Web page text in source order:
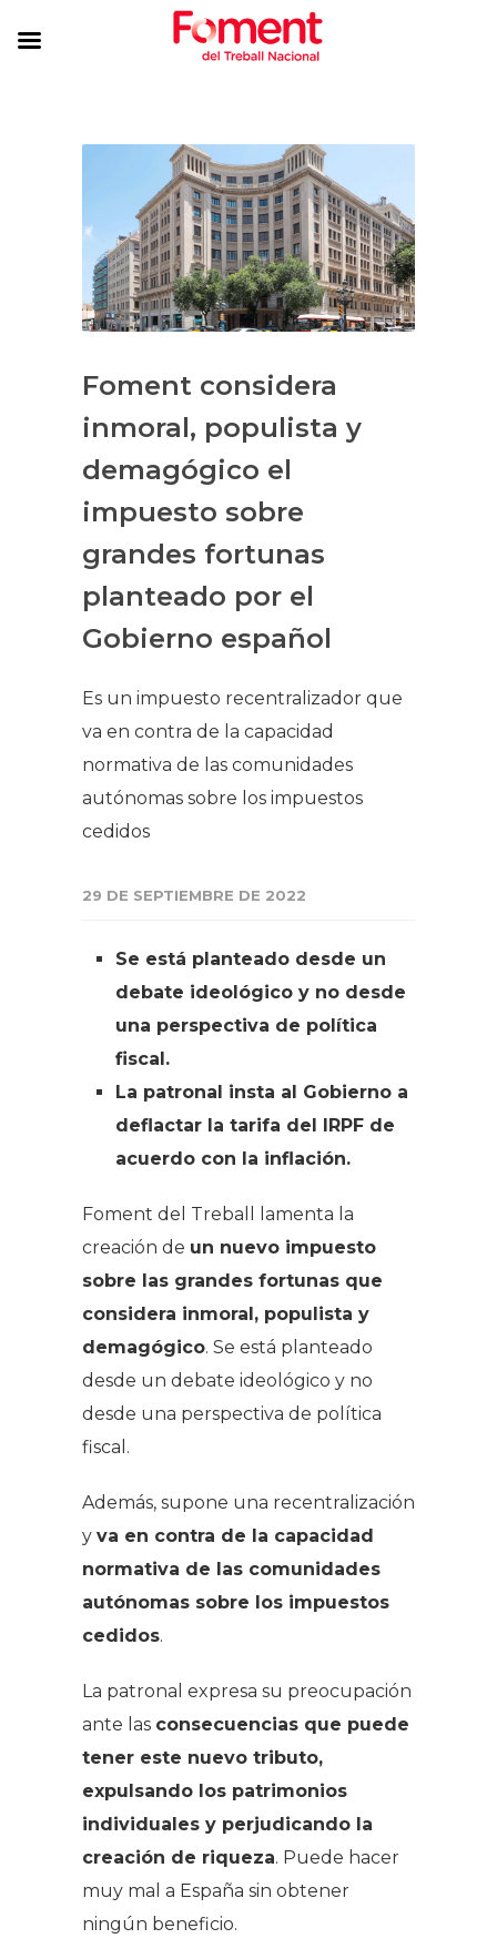
Foment considera
inmoral, populista y
demagógico el
impuesto sobre
grandes fortunas
planteado por el
Gobierno español
Es un impuesto recentralizador que
va en contra de la capacidad
normativa de las comunidades
autónomas sobre los impuestos
cedidos
29 DE SEPTIEMBRE DE 2022
Se está planteado desde un
debate ideológico y no desde
una perspectiva de política
fiscal.
La patronal insta al Gobierno a
deflactar la tarifa del IRPF de
acuerdo con la inflación.
Foment del Treball lamenta la
creación de un nuevo impuesto
sobre las grandes fortunas que
considera inmoral, populista y
demagógico. Se está planteado
desde un debate ideológico y no
desde una perspectiva de política
fiscal.
Además, supone una recentralización
y va en contra de la capacidad
normativa de las comunidades
autónomas sobre los impuestos
cedidos.
La patronal expresa su preocupación
ante las consecuencias que puede
tener este nuevo tributo,
expulsando los patrimonios
individuales y perjudicando la
creación de riqueza. Puede hacer
muy mal a España sin obtener
ningún beneficio.